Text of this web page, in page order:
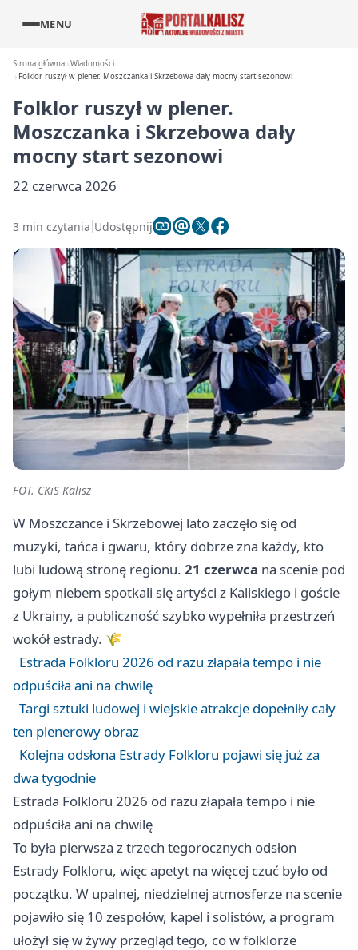
MENU
Strona główna Wiadomości
Folklor ruszył w plener. Moszczanka i Skrzebowa dały mocny start sezonowi
Folklor ruszył w plener.
Moszczanka i Skrzebowa dały
mocny start sezonowi
22 czerwca 2026
3 min czytania Udostępnij
FOT. CKiS Kalisz
W Moszczance i Skrzebowej lato zaczęło się od
muzyki, tańca i gwaru, który dobrze zna każdy, kto
lubi ludową stronę regionu. 21 czerwca na scenie pod
gołym niebem spotkali się artyści z Kaliskiego i goście
z Ukrainy, a publiczność szybko wypełniła przestrzeń
wokół estrady. 🌾
Estrada Folkloru 2026 od razu złapała tempo i nie
odpuściła ani na chwilę
Targi sztuki ludowej i wiejskie atrakcje dopełniły cały
ten plenerowy obraz
Kolejna odsłona Estrady Folkloru pojawi się już za
dwa tygodnie
Estrada Folkloru 2026 od razu złapała tempo i nie
odpuściła ani na chwilę
To była pierwsza z trzech tegorocznych odsłon
Estrady Folkloru, więc apetyt na więcej czuć było od
początku. W upalnej, niedzielnej atmosferze na scenie
pojawiło się 10 zespołów, kapel i solistów, a program
ułożył się w żywy przegląd tego, co w folklorze